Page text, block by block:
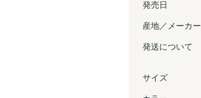
発売日
産地／メーカー
発送について
サイズ